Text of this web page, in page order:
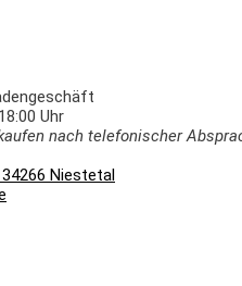
Uhr
nach telefonischer
Niestetal